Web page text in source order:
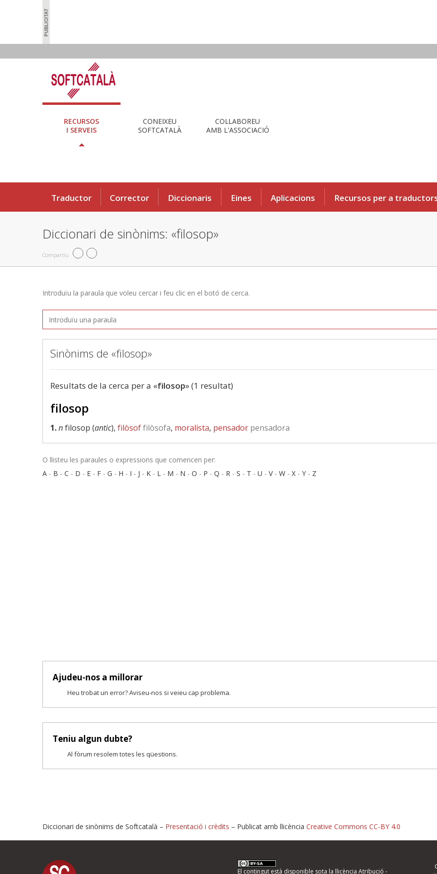
RECURSOS
I SERVEIS
CONEIXEU
SOFTCATALÀ
COL·LABOREU
AMB L'ASSOCIACIÓ
Traductor Corrector Diccionaris Eines Aplicacions Recursos per a
Diccionari de sinònims: «filosop»
Compartiu
Introduïu la paraula que voleu cercar i feu clic en el botó de cerca.
Sinònims de «filosop»
Resultats de la cerca per a «filosop» (1 resultat)
filosop
1.nfilosop (antic), filòsoffilòsofa, moralista, pensador pensadora
O llisteu les paraules o expressions que comencen per:
A - B - C - D - E - F - G - H - I - J - K - L - M - N - O - P - Q - R - S - T - U - V- W - X - Y - Z
Ajudeu-nos a millorar
Heu trobat un error? Aviseu-nos si veieu cap problema.
Teniu algun dubte?
Al fòrum resolem totes les qüestions.
Proposeu-nos millores o informeu d'errors
Diccionari de sinònims de Softcatalà – Presentació i crèdits – Publicat amb llicència Creative Commons CC-BY 4.0
El contingut està disponible sota la llicència Atribució -